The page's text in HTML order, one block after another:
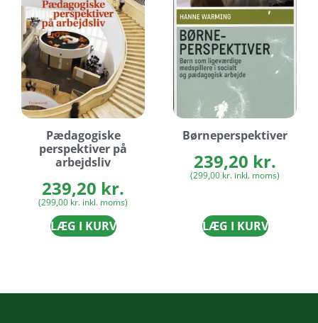
Pædagogiske
perspektiver på
arbejdsliv
239,20 kr.
(299,00 kr. inkl. moms)
LÆG I KURV
Børneperspektiver
239,20 kr.
(299,00 kr. inkl. moms)
LÆG I KURV